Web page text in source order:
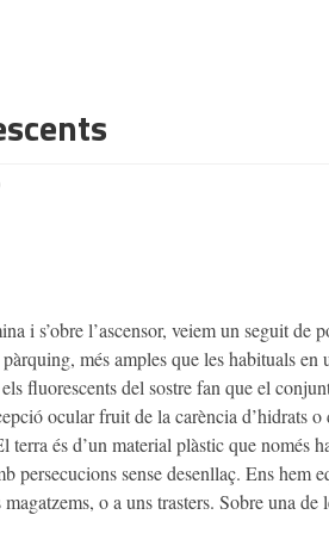
i s’obre l’ascensor, veiem un seguit de
més amples que les habituals en
fluorescents del sostre fan que el
ocular fruit de la carència d’hidrats o
terra és d’un material plàstic que només
persecucions sense desenllaç. Ens hem
o a uns trasters. Sobre una de